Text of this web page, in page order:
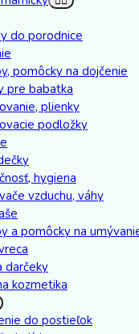
do porodnice
pomôcky na dojčenie
pre babatka
plienky
podložky
hygiena
vzduchu, váhy
a pomôcky na
darčeky
kozmetika
do postieľok